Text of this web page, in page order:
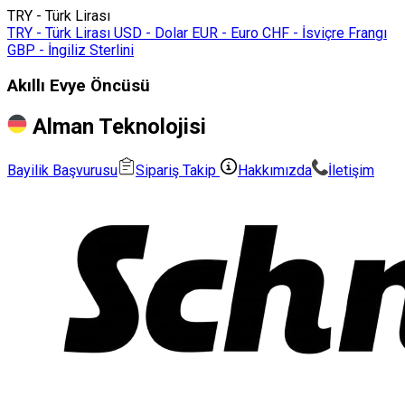
TRY - Türk Lirası
TRY - Türk Lirası USD - Dolar EUR - Euro CHF - İsviçre Frangı
GBP - İngiliz Sterlini
Akıllı Evye Öncüsü
Alman Teknolojisi
Bayilik Başvurusu Sipariş Takip Hakkımızda İletişim